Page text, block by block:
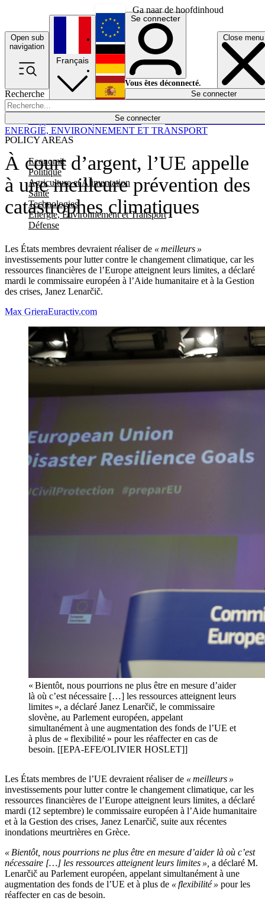
Ga naar de hoofdinhoud
Open sub
navigation
Close menu
Recherche
Se connecter
POLICY AREAS
Economie
Politique
Agriculture et Alimentation
Santé
Technologies
Energie, Environnement et Transport
Défense
Économie
Français
English
Deutsch
Español
Se connecter
Vous êtes déconnecté.
Se connecter
À court d’argent, l’UE appelle
à une meilleure prévention des
catastrophes climatiques
Les États membres devraient réaliser de « meilleurs »
investissements pour lutter contre le changement climatique, car les
ressources financières de l’Europe atteignent leurs limites, a déclaré
mardi le commissaire européen à l’Aide humanitaire et à la Gestion
des crises, Janez Lenarčič.
ENERGIE, ENVIRONNEMENT ET TRANSPORT
Max GrieraEuractiv.com
« Bientôt, nous pourrions ne plus être en mesure d’aider
là où c’est nécessaire […] les ressources atteignent leurs
limites », a déclaré Janez Lenarčič, le commissaire
slovène, au Parlement européen, appelant
simultanément à une augmentation des fonds de l’UE et
à plus de « flexibilité » pour les réaffecter en cas de
besoin. [[EPA-EFE/OLIVIER HOSLET]]
Les États membres de l’UE devraient réaliser de « meilleurs »
investissements pour lutter contre le changement climatique, car les
ressources financières de l’Europe atteignent leurs limites, a déclaré
mardi (12 septembre) le commissaire européen à l’Aide humanitaire
et à la Gestion des crises, Janez Lenarčič, suite aux récentes
inondations meurtrières en Grèce.
« Bientôt, nous pourrions ne plus être en mesure d’aider là où c’est
nécessaire […] les ressources atteignent leurs limites », a déclaré M.
Lenarčič au Parlement européen, appelant simultanément à une
augmentation des fonds de l’UE et à plus de « flexibilité » pour les
réaffecter en cas de besoin.